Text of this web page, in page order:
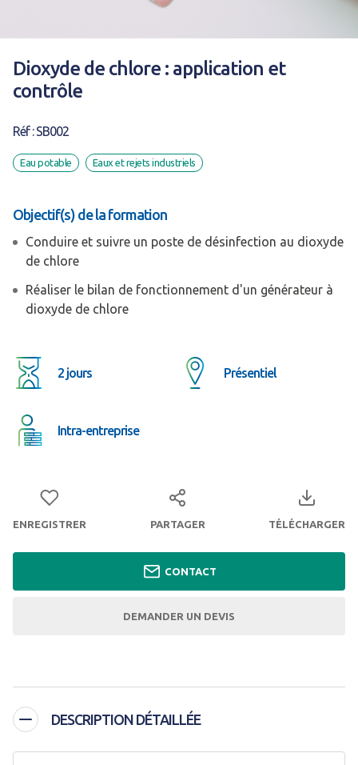
Dioxyde de chlore : application et
contrôle
Réf : SB002
Eau potable Eaux et rejets industriels
Objectif(s) de la formation
Conduire et suivre un poste de désinfection au dioxyde
de chlore
Réaliser le bilan de fonctionnement d'un générateur à
dioxyde de chlore
2 jours Présentiel
Intra-entreprise
ENREGISTRER PARTAGER TÉLÉCHARGER
CONTACT
DEMANDER UN DEVIS
DESCRIPTION DÉTAILLÉE